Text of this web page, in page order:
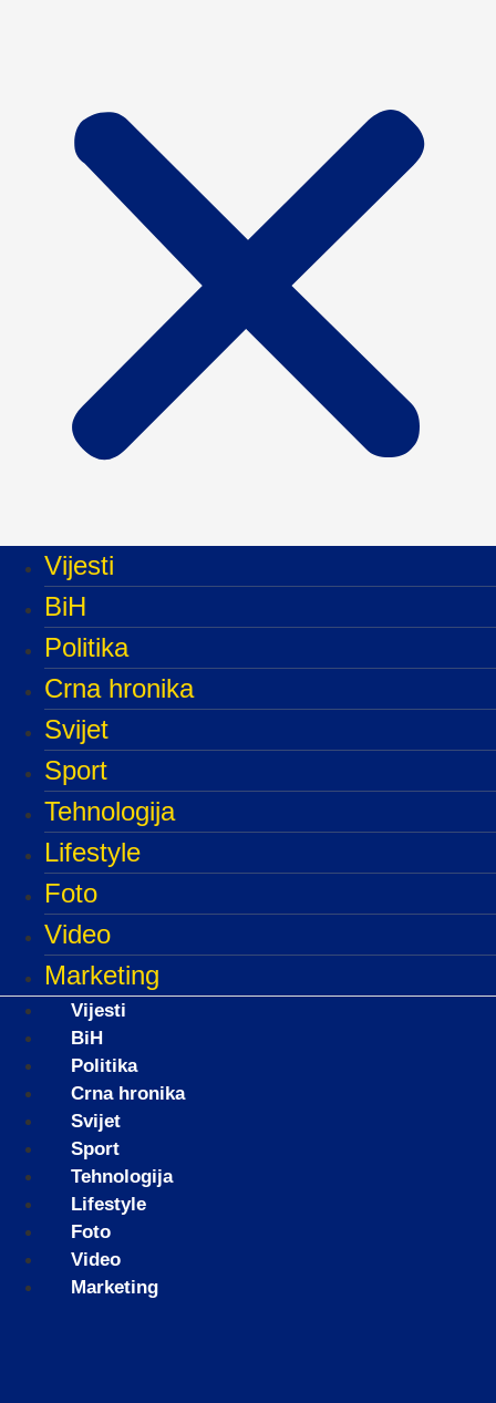
Vijesti
BiH
Politika
Crna hronika
Svijet
Sport
Tehnologija
Lifestyle
Foto
Video
Marketing
Vijesti
BiH
Politika
Crna hronika
Svijet
Sport
Tehnologija
Lifestyle
Foto
Video
Marketing